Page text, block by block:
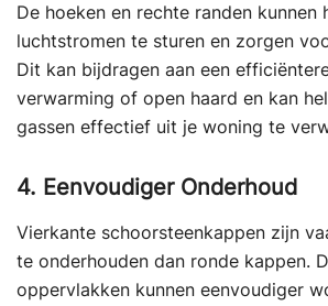
De hoeken en rechte randen kunnen
luchtstromen te sturen en zorgen
Dit kan bijdragen aan een
verwarming of open haard en kan
gassen effectief uit je woning te
4. Eenvoudiger Onderhoud
Vierkante schoorsteenkappen zijn
te onderhouden dan ronde kappen.
oppervlakken kunnen eenvoudiger